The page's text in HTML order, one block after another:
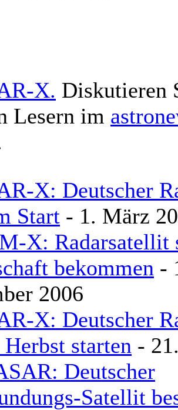
X. Diskutieren
Lesern im
X: Deutscher
Start - 1. März
X: Radarsatellit
bekommen -
2006
X: Deutscher
starten -
Deutscher
Satellit